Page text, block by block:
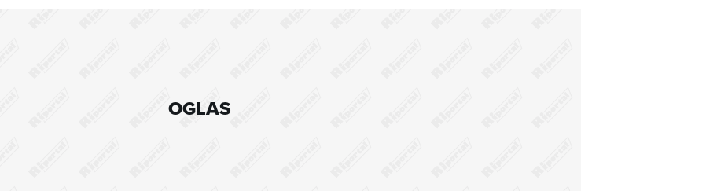
OGLAS